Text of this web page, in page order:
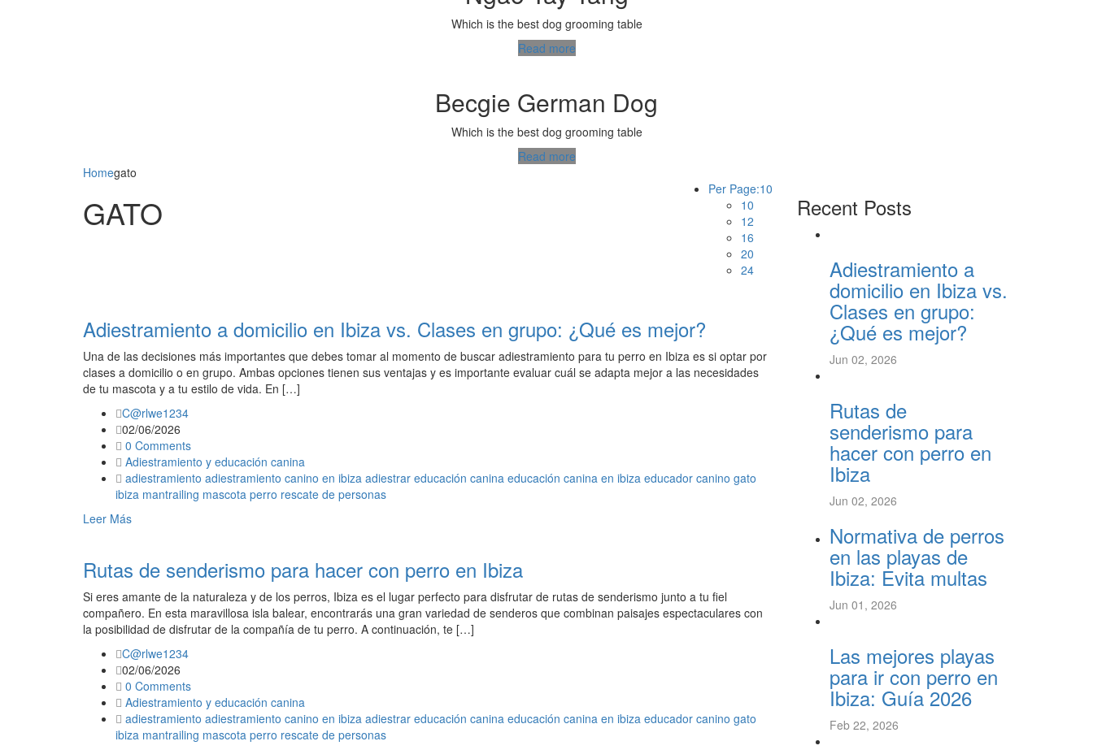
Which is the best dog grooming table
Read more
Becgie German Dog
Which is the best dog grooming table
Read more
Homegato
GATO
Per Page:10
10
12
16
20
24
Adiestramiento a domicilio en Ibiza vs. Clases en grupo: ¿Qué es mejor?
Una de las decisiones más importantes que debes tomar al momento de buscar adiestramiento para tu perro en Ibiza es si optar por
clases a domicilio o en grupo. Ambas opciones tienen sus ventajas y es importante evaluar cuál se adapta mejor a las necesidades
de tu mascota y a tu estilo de vida. En […]
C@rlwe1234
02/06/2026
0 Comments
Adiestramiento y educación canina
adiestramiento adiestramiento canino en ibiza adiestrar educación canina educación canina en ibiza educador canino gato
ibiza mantrailing mascota perro rescate de personas
Leer Más
Rutas de senderismo para hacer con perro en Ibiza
Si eres amante de la naturaleza y de los perros, Ibiza es el lugar perfecto para disfrutar de rutas de senderismo junto a tu fiel
compañero. En esta maravillosa isla balear, encontrarás una gran variedad de senderos que combinan paisajes espectaculares con
la posibilidad de disfrutar de la compañía de tu perro. A continuación, te […]
C@rlwe1234
02/06/2026
0 Comments
Adiestramiento y educación canina
adiestramiento adiestramiento canino en ibiza adiestrar educación canina educación canina en ibiza educador canino gato
ibiza mantrailing mascota perro rescate de personas
Recent Posts
Adiestramiento a
domicilio en Ibiza vs.
Clases en grupo:
¿Qué es mejor?
Jun 02, 2026
Rutas de
senderismo para
hacer con perro en
Ibiza
Jun 02, 2026
Normativa de perros
en las playas de
Ibiza: Evita multas
Jun 01, 2026
Las mejores playas
para ir con perro en
Ibiza: Guía 2026
Feb 22, 2026